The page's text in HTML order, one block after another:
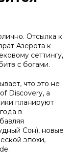
Отсылка к
Азерота к
сеттингу,
с богами.
что это не
Discovery, а
планируют
в
Сон), новые
эпохи,